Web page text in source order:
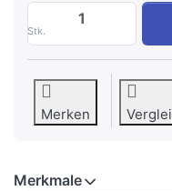
Stk.
Merken
Merkmale